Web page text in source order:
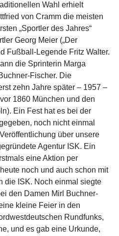
Wahl erhielt
von Cramm die meisten
„Sportler des Jahres“
Georg Meier („Der
Fußball-Legende Fritz Walter.
die Sprinterin Marga
Fischer. Die
zehn Jahre später – 1957 –
1860 München und den
Ein Fest hat es bei der
noch nicht einmal
über unsere
Agentur ISK. Ein
eine Aktion per
noch und auch schon mit
die ISK. Noch einmal siegte
den Damen Mirl Buchner-
kleine Feier in den
Rundfunks,
und es gab eine Urkunde,